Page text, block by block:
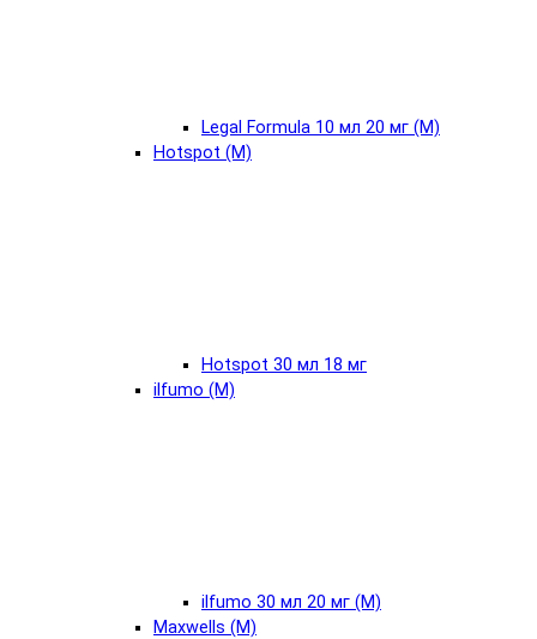
Legal Formula 10 мл 20 мг (М)
Hotspot (М)
Hotspot 30 мл 18 мг
ilfumo (М)
ilfumo 30 мл 20 мг (М)
Maxwells (М)